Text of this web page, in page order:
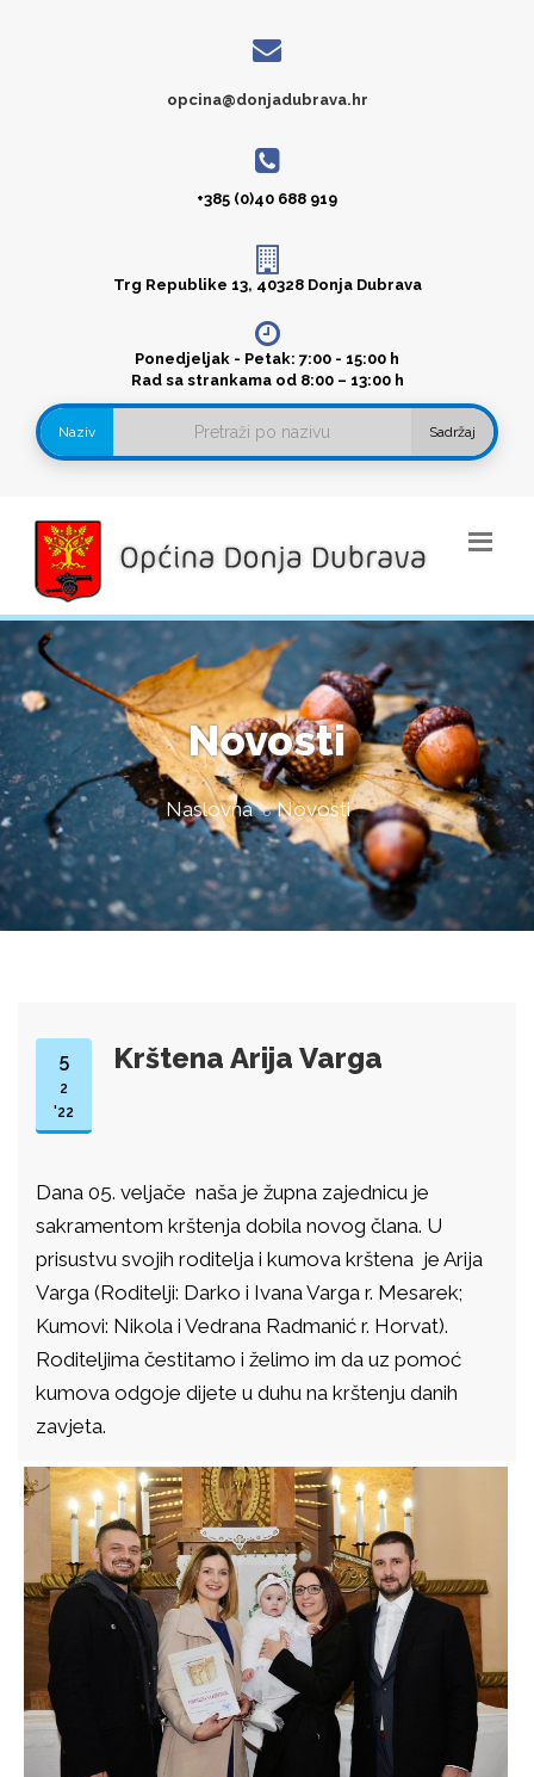
opcina@donjadubrava.hr
+385 (0)40 688 919
Trg Republike 13, 40328 Donja Dubrava
Ponedjeljak - Petak: 7:00 - 15:00 h
Rad sa strankama od 8:00 – 13:00 h
Naziv Sadržaj
Novosti
Naslovna Novosti
5
2
'22
Krštena Arija Varga
Dana 05. veljače naša je župna zajednicu je
sakramentom krštenja dobila novog člana. U
prisustvu svojih roditelja i kumova krštena je Arija
Varga (Roditelji: Darko i Ivana Varga r. Mesarek;
Kumovi: Nikola i Vedrana Radmanić r. Horvat).
Roditeljima čestitamo i želimo im da uz pomoć
kumova odgoje dijete u duhu na krštenju danih
zavjeta.